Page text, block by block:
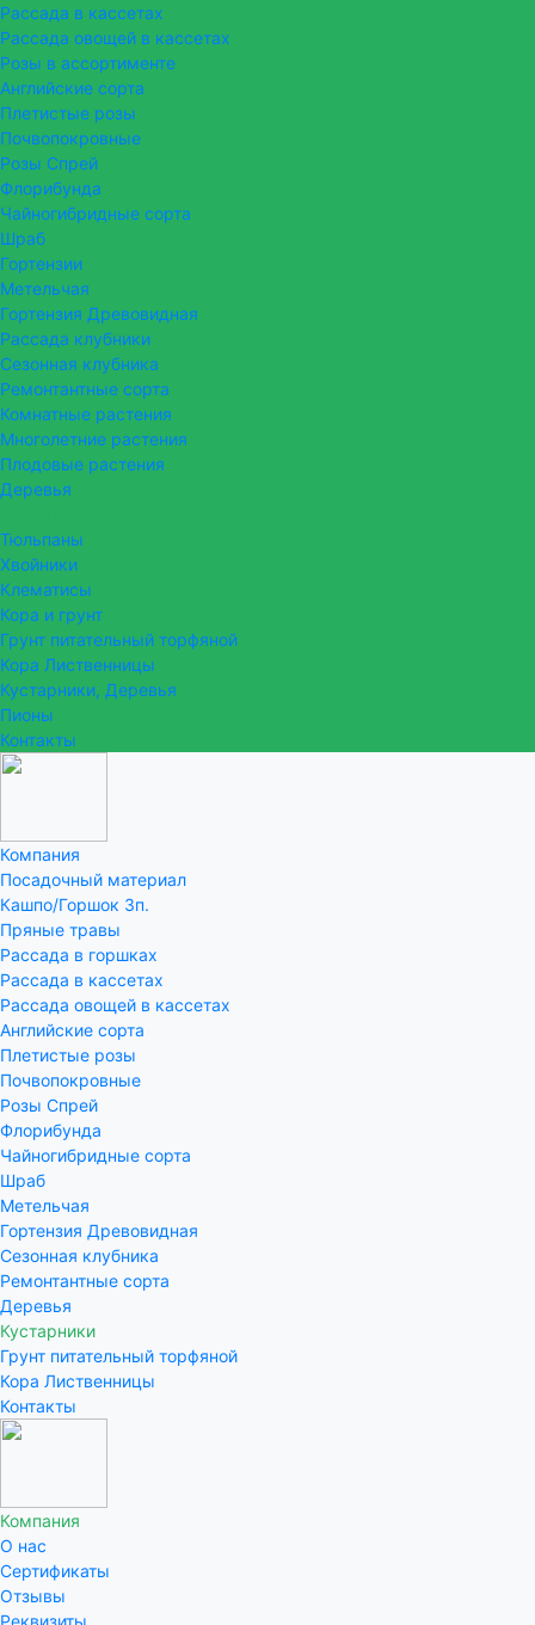
Рассада в кассетах
Рассада овощей в кассетах
Розы в ассортименте
Английские сорта
Плетистые розы
Почвопокровные
Розы Спрей
Флорибунда
Чайногибридные сорта
Шраб
Гортензии
Метельчая
Гортензия Древовидная
Рассада клубники
Сезонная клубника
Ремонтантные сорта
Комнатные растения
Многолетние растения
Плодовые растения
Деревья
Тюльпаны
Хвойники
Клематисы
Кора и грунт
Грунт питательный торфяной
Кора Лиственницы
Кустарники, Деревья
Пионы
Контакты
Компания
Посадочный материал
Кашпо/Горшок 3п.
Пряные травы
Рассада в горшках
Рассада в кассетах
Рассада овощей в кассетах
Английские сорта
Плетистые розы
Почвопокровные
Розы Спрей
Флорибунда
Чайногибридные сорта
Шраб
Метельчая
Гортензия Древовидная
Сезонная клубника
Ремонтантные сорта
Деревья
Кустарники
Грунт питательный торфяной
Кора Лиственницы
Контакты
Компания
О нас
Сертификаты
Отзывы
Реквизиты